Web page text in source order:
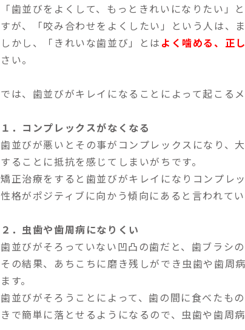
「歯並びをよくして、もっときれいになりたい」
すが、「咬み合わせをよくしたい」という人は、ま
しかし、「きれいな歯並び」とは よく噛める、正
さい。
では、歯並びがキレイになることによって起こるメ
１．コンプレックスがなくなる
歯並びが悪いとその事がコンプレックスになり、
することに抵抗を感じてしまいがちです。
矯正治療をすると歯並びがキレイになりコンプレ
性格がポジティブに向かう傾向にあると言われてい
２．虫歯や歯周病になりくい
歯並びがそろっていない凹凸の歯だと、歯ブラシ
その結果、あちこちに磨き残しができ虫歯や歯周
ます。
歯並びがそろうことによって、歯の間に食べたも
きで簡単に落とせるようになるので、虫歯や歯周